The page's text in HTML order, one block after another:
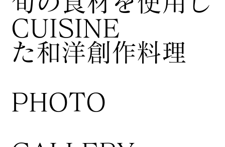
CUISINE
た和洋創作料理
​PHOTO